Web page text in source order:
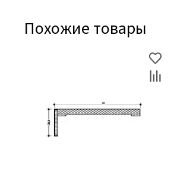
Похожие товары